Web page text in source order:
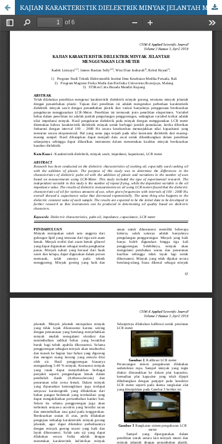
KAJIAN KARAKTERISTIK DIELEKTRIK MINYAK JELANTAH MENGGUNAKAN LCR METER